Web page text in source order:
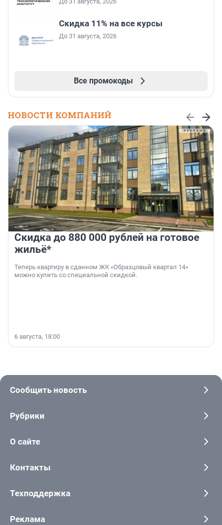
Скидка 11% на все курсы
До 31 августа, 2026
Все промокоды
НОВОСТИ КОМПАНИЙ
Скидка до 880 000 рублей на готовое
жильё*
Теперь квартиру в сданном ЖК «Образцовый квартал 14»
можно купить со специальной скидкой.
6 августа, 18:00
Сообщить новость
Рубрики
О сайте
Контакты
Техподдержка
Реклама